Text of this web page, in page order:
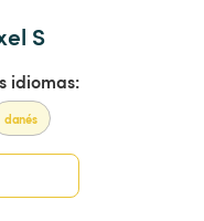
S
idiomas:
danés